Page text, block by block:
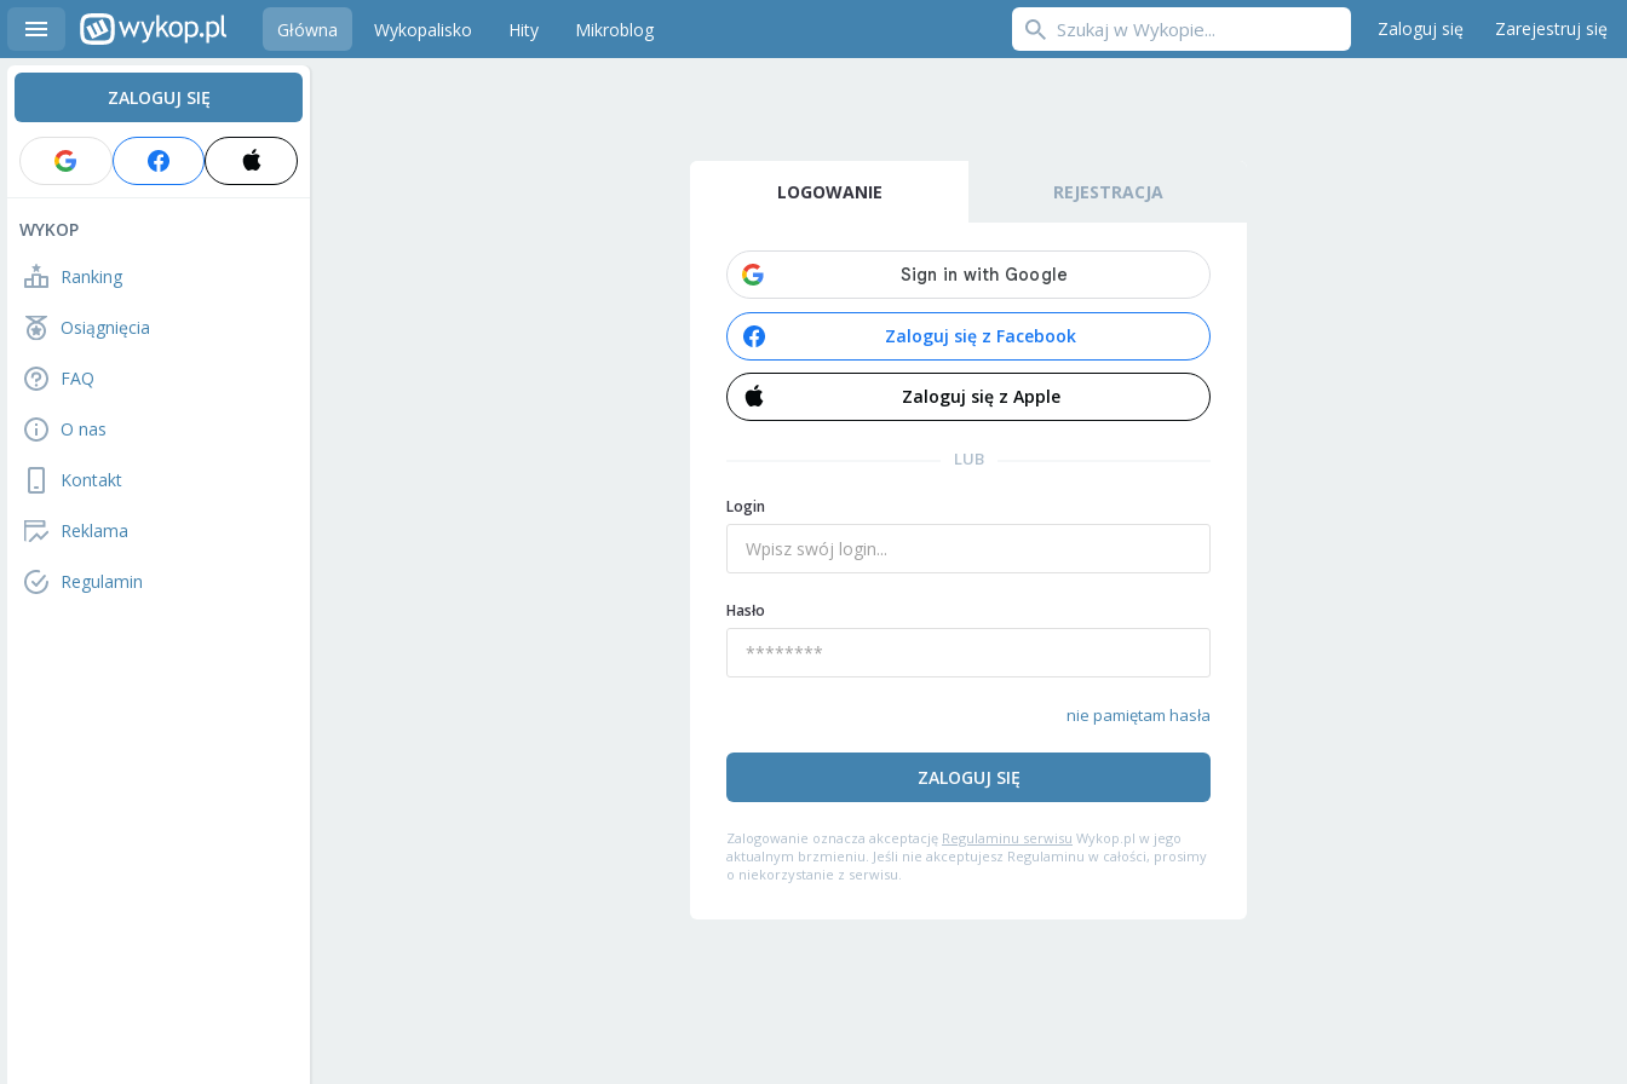
Główna Wykopalisko Hity Mikroblog Zaloguj się Zarejestruj się
ZALOGUJ SIĘ
WYKOP
Ranking
Osiągnięcia
FAQ
O nas
Kontakt
Reklama
Regulamin
LOGOWANIE REJESTRACJA
Zaloguj się z Facebook
Zaloguj się z Apple
LUB
Login
Hasło
nie pamiętam hasła
ZALOGUJ SIĘ
Zalogowanie oznacza akceptację Regulaminu serwisu Wykop.pl w jego
aktualnym brzmieniu. Jeśli nie akceptujesz Regulaminu w całości, prosimy
o niekorzystanie z serwisu.